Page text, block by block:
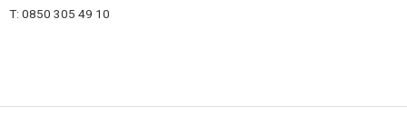
T: 0850 305 49 10